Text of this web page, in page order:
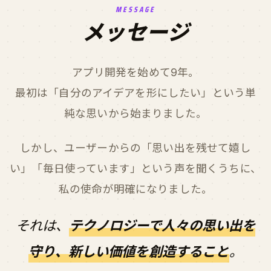
MESSAGE
メッセージ
アプリ開発を始めて9年。
最初は「自分のアイデアを形にしたい」という単
純な思いから始まりました。
しかし、ユーザーからの「思い出を残せて嬉し
い」「毎日使っています」という声を聞くうちに、
私の使命が明確になりました。
それは、テクノロジーで人々の思い出を
守り、新しい価値を創造すること。